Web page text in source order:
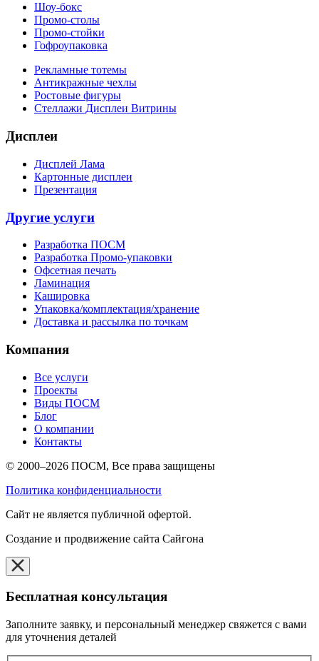
Шоу-бокс
Промо-столы
Промо-стойки
Гофроупаковка
Рекламные тотемы
Антикражные чехлы
Ростовые фигуры
Стеллажи Дисплеи Витрины
Дисплеи
Дисплей Лама
Картонные дисплеи
Презентация
Другие услуги
Разработка ПОСМ
Разработка Промо-упаковки
Офсетная печать
Ламинация
Кашировка
Упаковка/комплектация/хранение
Доставка и рассылка по точкам
Компания
Все услуги
Проекты
Виды ПОСМ
Блог
О компании
Контакты
© 2000–2026 ПОСМ, Все права защищены
Политика конфиденциальности
Cайт не является публичной офертой.
Создание и продвижение сайта Сайгона
Бесплатная консультация
Заполните заявку, и персональный менеджер свяжется с вами
для уточнения деталей